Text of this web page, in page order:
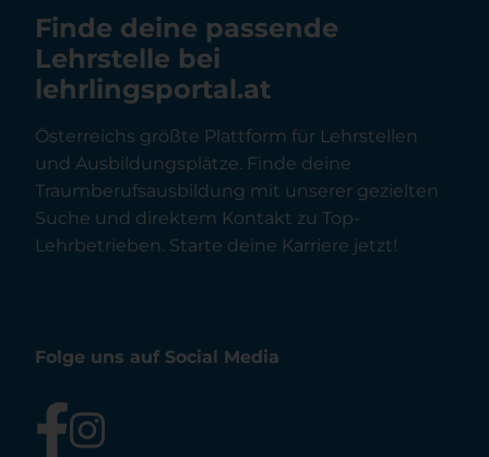
Finde deine passende
Lehrstelle bei
lehrlingsportal.at
Österreichs größte Plattform für Lehrstellen
und Ausbildungsplätze. Finde deine
Traumberufsausbildung mit unserer gezielten
Suche und direktem Kontakt zu Top-
Lehrbetrieben. Starte deine Karriere jetzt!
Folge uns auf Social Media